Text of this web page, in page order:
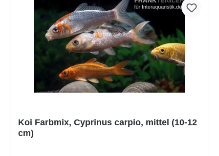
Koi Farbmix, Cyprinus carpio, mittel (10-12
cm)